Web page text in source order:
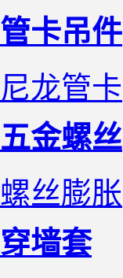
管卡吊件
尼龙管卡
五金螺丝
螺丝膨胀
穿墙套